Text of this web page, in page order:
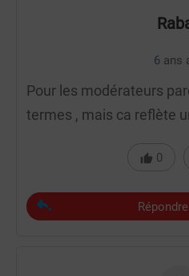
6 ans
Pour les modérateurs
termes , mais ca reflète
0